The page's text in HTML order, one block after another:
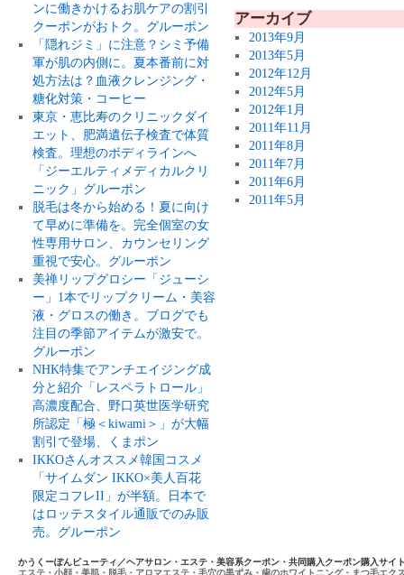
ンに働きかけるお肌ケアの割引
クーポンがおトク。グルーポン
「隠れジミ」に注意？シミ予備
軍が肌の内側に。夏本番前に対
処方法は？血液クレンジング・
糖化対策・コーヒー
東京・恵比寿のクリニックダイ
エット、肥満遺伝子検査で体質
検査。理想のボディラインへ
「ジーエルティメディカルクリ
ニック」グルーポン
脱毛は冬から始める！夏に向け
て早めに準備を。完全個室の女
性専用サロン、カウンセリング
重視で安心。グルーポン
美禅リップグロシー「ジューシ
ー」1本でリップクリーム・美容
液・グロスの働き。ブログでも
注目の季節アイテムが激安で。
グルーポン
NHK特集でアンチエイジング成
分と紹介「レスペラトロール」
高濃度配合、野口英世医学研究
所認定「極＜kiwami＞」が大幅
割引で登場、くまポン
IKKOさんオススメ韓国コスメ
「サイムダン IKKO×美人百花
限定コフレII」が半額。日本で
はロッテスタイル通販でのみ販
売。グルーポン
アーカイブ
2013年9月
2013年5月
2012年12月
2012年5月
2012年1月
2011年11月
2011年8月
2011年7月
2011年6月
2011年5月
かうくーぽんビューティ／ヘアサロン・エステ・美容系クーポン・共同購入クーポン購入サイ
エステ・小顔・美肌・脱毛・アロマエステ・毛穴の黒ずみ・歯のホワイトニング・まつ毛エ